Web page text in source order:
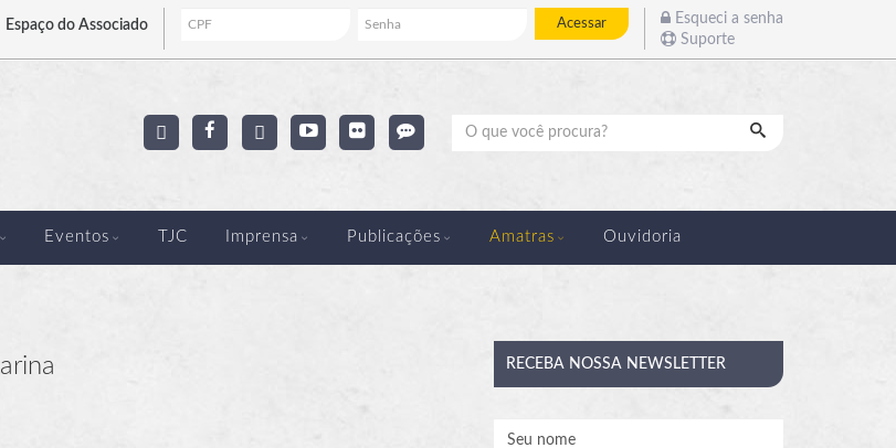
Espaço do Associado Acessar
Esqueci a senha
Suporte
Pesquisar
Eventos TJC Imprensa Publicações Amatras Ouvidoria
RECEBA NOSSA NEWSLETTER